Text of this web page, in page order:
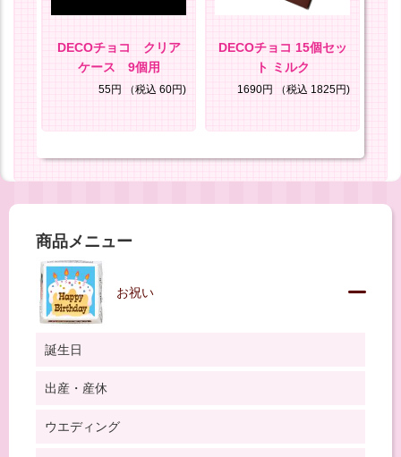
DECOチョコ クリア
ケース 9個用
55円 （税込 60円)
DECOチョコ 15個セッ
ト ミルク
1690円 （税込 1825円)
商品メニュー
お祝い
誕生日
出産・産休
ウエディング